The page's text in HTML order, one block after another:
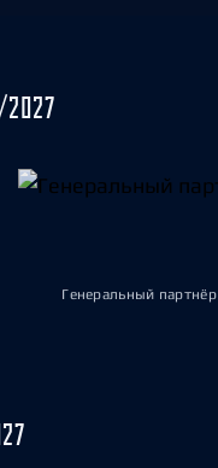
Генеральный партнёр